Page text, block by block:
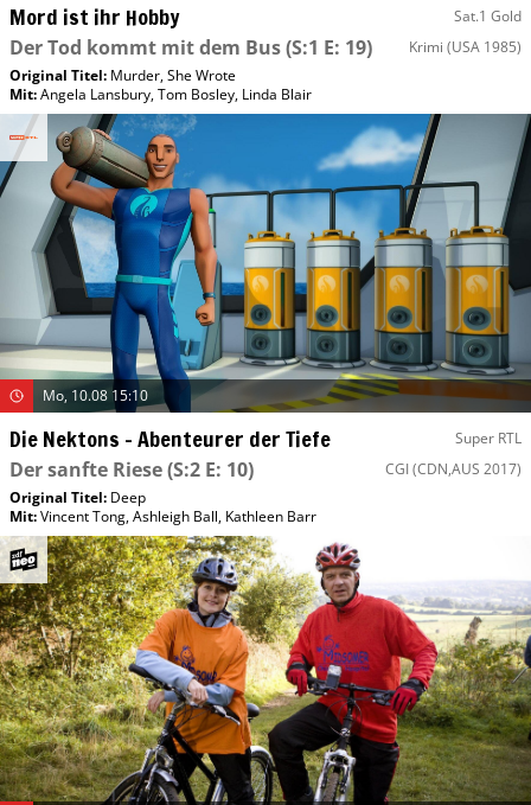
Mord ist ihr Hobby Sat.1 Gold
Der Tod kommt mit dem Bus(S:1 E: 19) Krimi (USA 1985)
Original Titel: Murder, She Wrote
Mit:Angela Lansbury,Tom Bosley, Linda Blair
Mo, 10.08 15:10
Die Nektons – Abenteurer der Tiefe Super RTL
Der sanfte Riese(S:2 E: 10) CGI(CDN,AUS 2017)
Original Titel: Deep
Mit:Vincent Tong,Ashleigh Ball, Kathleen Barr